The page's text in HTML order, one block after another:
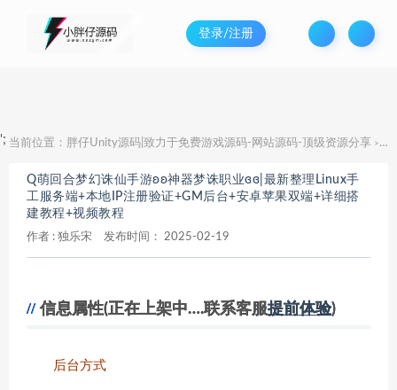
登录/注册
'; 当前位置： 胖仔Unity源码|致力于免费游戏源码-网站源码-顶级资源分享 > Q
Q萌回合梦幻诛仙手游ʚʚ神器梦诛职业ɞɞ|最新整理Linux手
工服务端+本地IP注册验证+GM后台+安卓苹果双端+详细搭
建教程+视频教程
作者 : 独乐宋 发布时间： 2025-02-19
信息属性(正在上架中….联系客服提前体验)
后台方式